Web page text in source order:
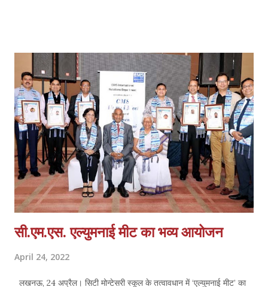
विशेष रुप से गुरुद्वारा मानसरोवर एलडीएसएल भाई लाखन सिंह जी भाई रणधीर सिंह
जी ने संगत को कीर्तन द्वारा निहाल करेंगे इसी क्रम में शाम को गुरु का लंगर अटूट
वितरित किया जाएगा संगत की सेवा में देवेंद्र पाल सिंह जसप्रीत सिंह अमरप्रीत सिंह
अमनदीप सिंह अन्य सभी श्रद्धालु सतगुरु महाराज क...
सी.एम.एस. एल्युमनाई मीट का भव्य आयोजन
April 24, 2022
लखनऊ, 24 अप्रैल। सिटी मोन्टेसरी स्कूल के तत्वावधान में ‘एल्युमनाई मीट’ का